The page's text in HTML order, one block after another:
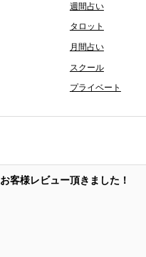
週間占い
タロット
月間占い
スクール
プライベート
お客様レビュー頂きました！